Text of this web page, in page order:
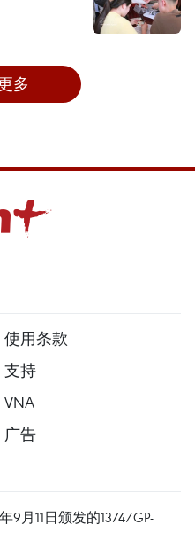
多
使用条款
支持
VNA
广告
月11日颁发的1374/GP-